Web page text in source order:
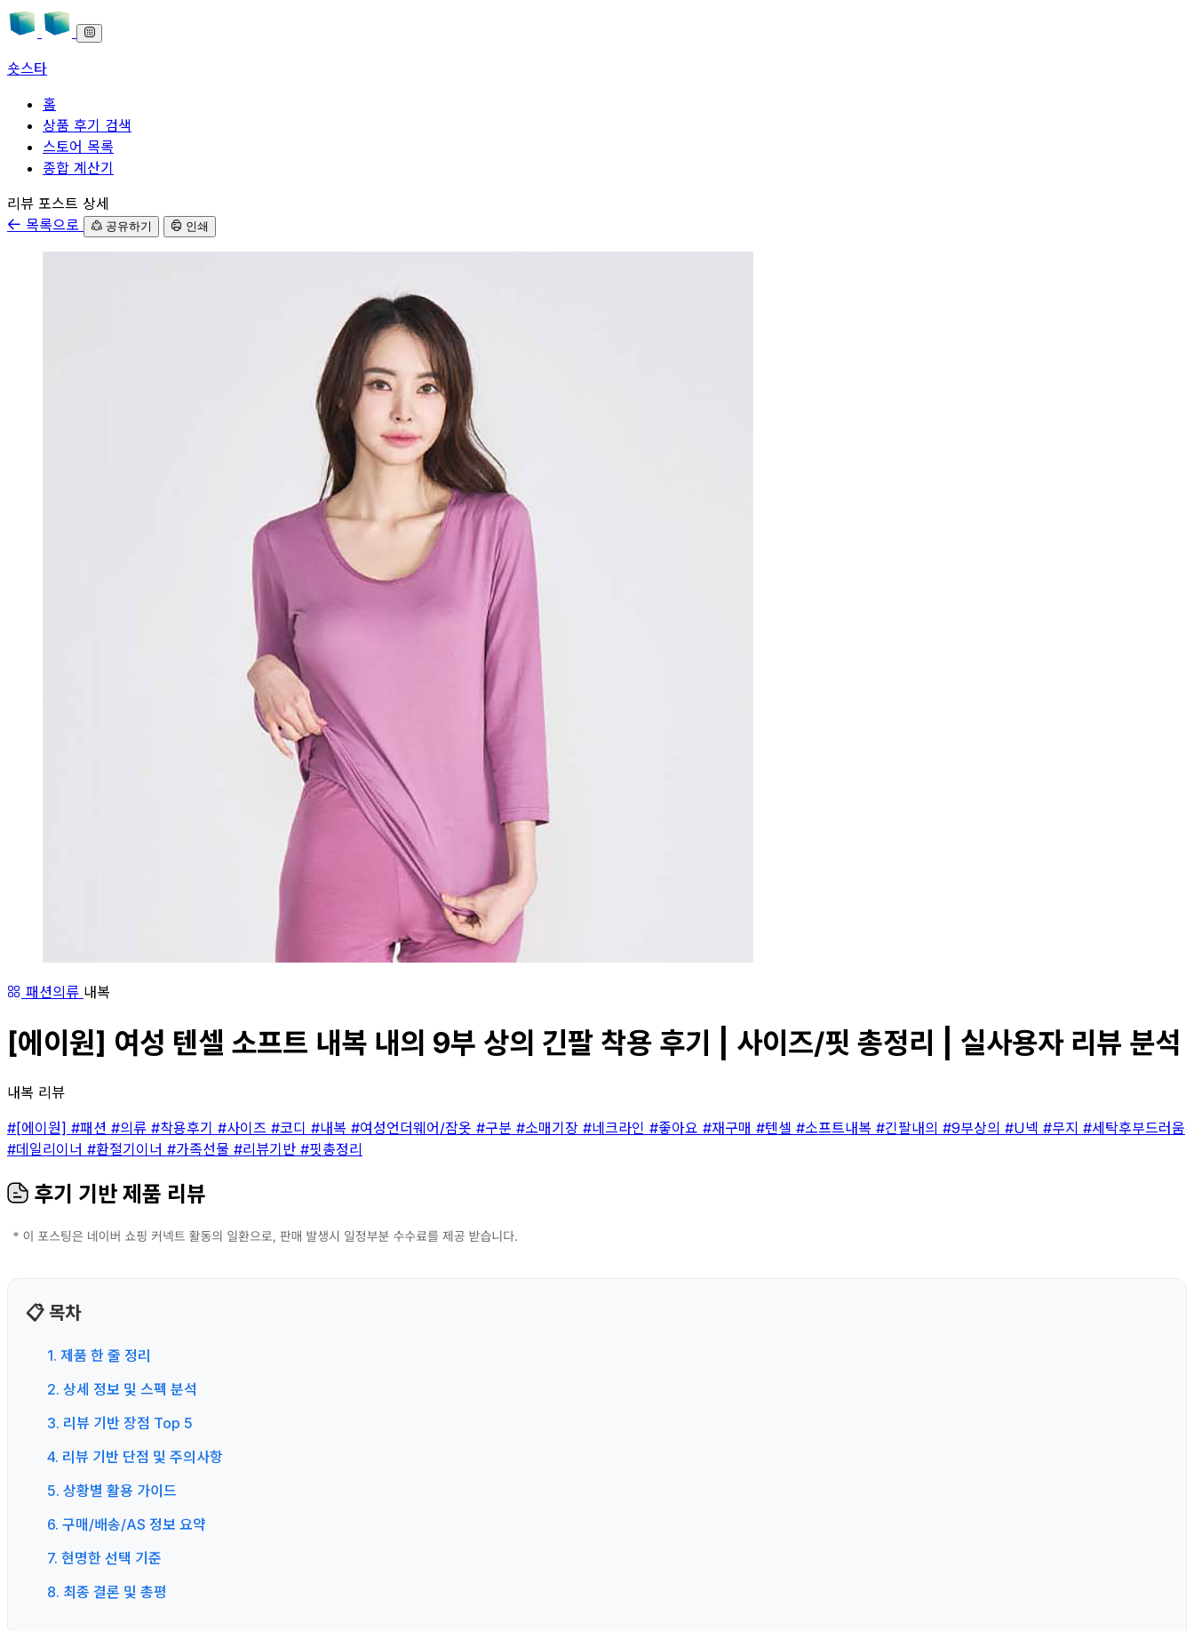
숏스타
홈
상품 후기 검색
스토어 목록
종합 계산기
본문으로 바로가기
리뷰 포스트 상세
목록으로
공유하기 인쇄
패션의류 내복
[에이원] 여성 텐셀 소프트 내복 내의 9부 상의 긴팔 착용 후기 | 사이즈/핏 총정리 | 실사용자 리뷰 분석
내복 리뷰
#[에이원] #패션 #의류 #착용후기 #사이즈 #코디 #내복 #여성언더웨어/잠옷 #구분 #소매기장 #네크라인 #좋아요 #재구매 #텐셀 #소프트내복 #긴팔내의 #9부상의 #U넥 #무지 #세탁후부드러움
#데일리이너 #환절기이너 #가족선물 #리뷰기반 #핏총정리
후기 기반 제품 리뷰
📋 목차
1. 제품 한 줄 정리
2. 상세 정보 및 스펙 분석
3. 리뷰 기반 장점 Top 5
4. 리뷰 기반 단점 및 주의사항
5. 상황별 활용 가이드
6. 구매/배송/AS 정보 요약
7. 현명한 선택 기준
8. 최종 결론 및 총평